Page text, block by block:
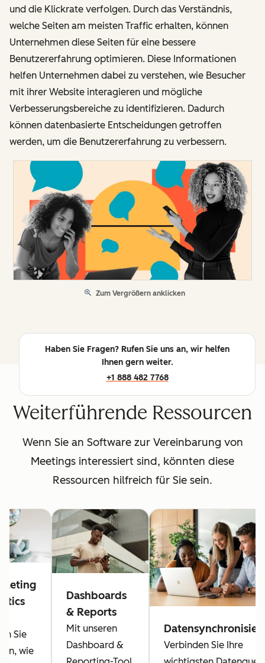
und die Klickrate verfolgen. Durch das Verständnis,
welche Seiten am meisten Traffic erhalten, können
Unternehmen diese Seiten für eine bessere
Benutzererfahrung optimieren. Diese Informationen
helfen Unternehmen dabei zu verstehen, wie Besucher
mit ihrer Website interagieren und mögliche
Verbesserungsbereiche zu identifizieren. Dadurch
können datenbasierte Entscheidungen getroffen
werden, um die Benutzererfahrung zu verbessern.
Zum Vergrößern anklicken
Haben Sie Fragen? Rufen Sie uns an, wir helfen
Ihnen gern weiter.
+1 888 482 7768
Weiterführende Ressourcen
Wenn Sie an Software zur Vereinbarung von
Meetings interessiert sind, könnten diese
Ressourcen hilfreich für Sie sein.
Sie
an, wie
Dashboards
& Reports
Mit unseren
Dashboard &
Verbinden Sie Ihre